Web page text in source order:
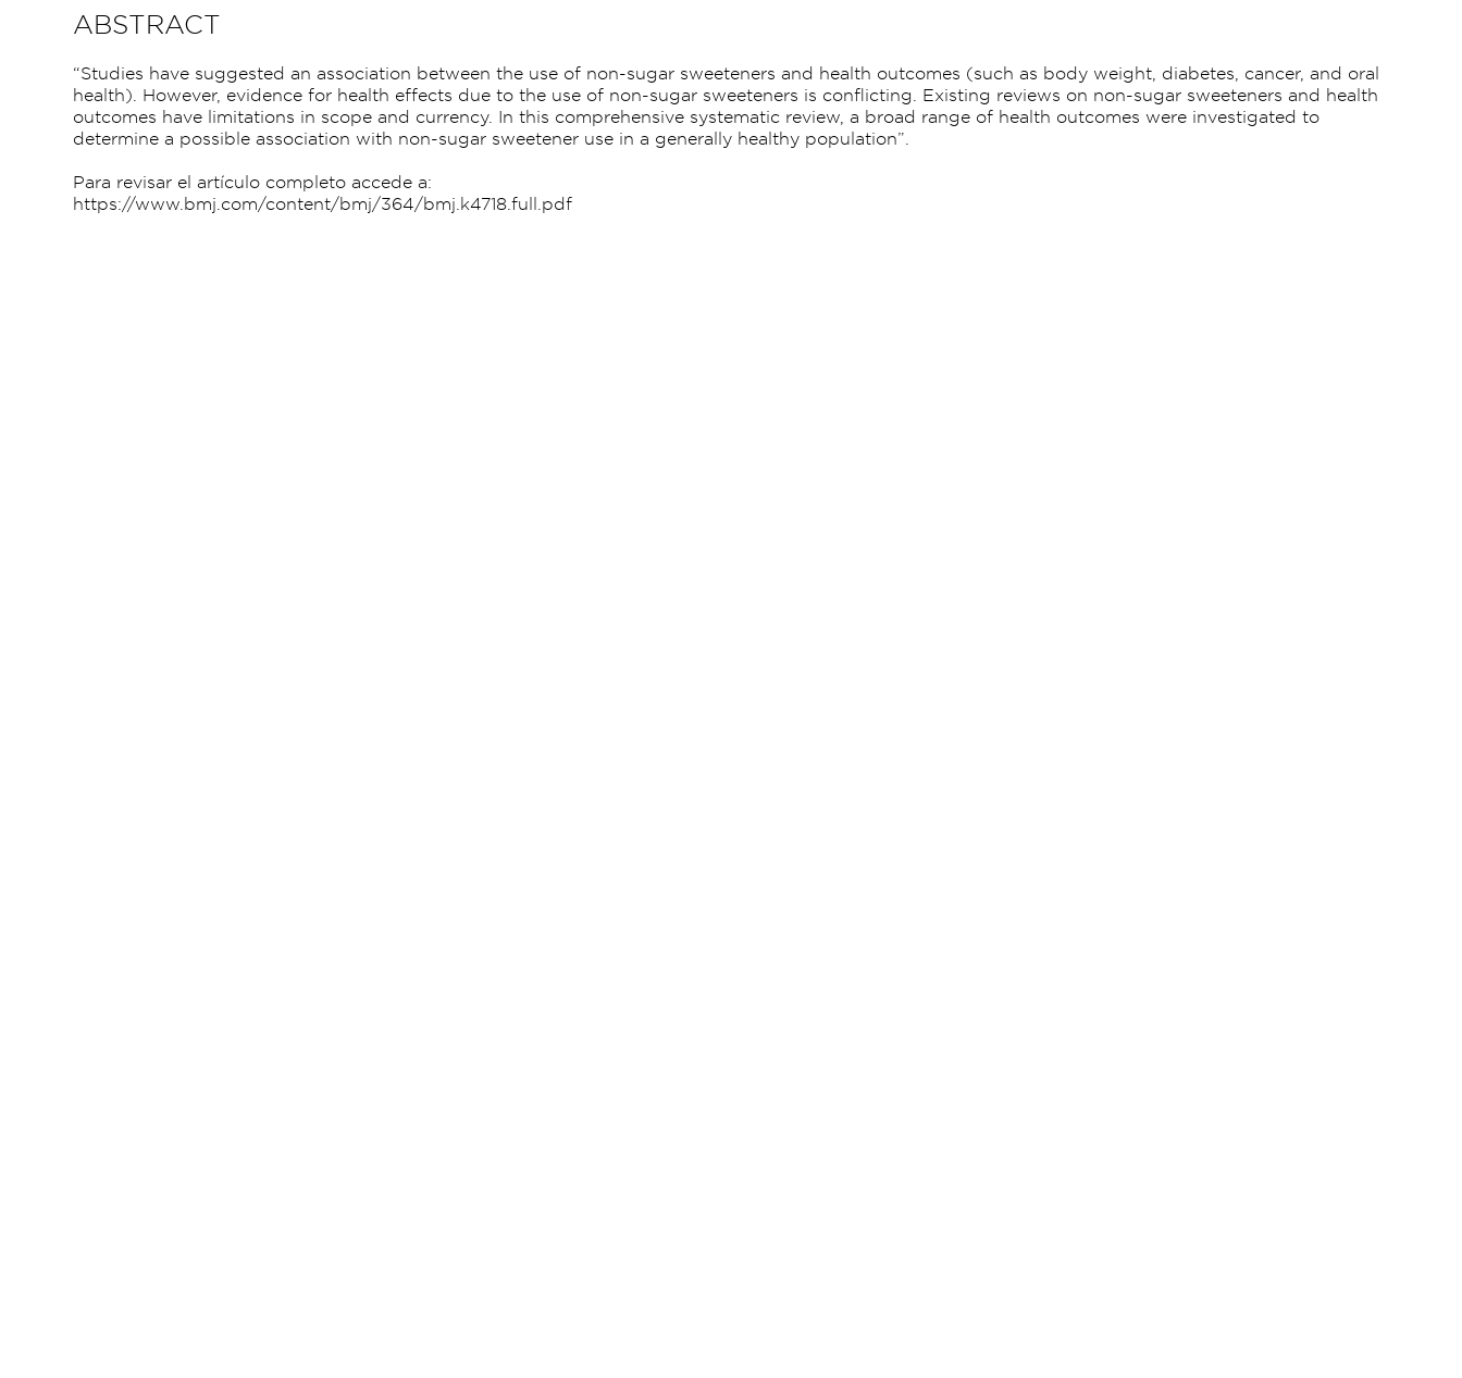
ABSTRACT
“Studies have suggested an association between the use of non-sugar sweeteners and health outcomes (such as body weight, diabetes, cancer, and oral
health). However, evidence for health effects due to the use of non-sugar sweeteners is conflicting. Existing reviews on non-sugar sweeteners and health
outcomes have limitations in scope and currency. In this comprehensive systematic review, a broad range of health outcomes were investigated to
determine a possible association with non-sugar sweetener use in a generally healthy population”.
Para revisar el artículo completo accede a:
https://www.bmj.com/content/bmj/364/bmj.k4718.full.pdf